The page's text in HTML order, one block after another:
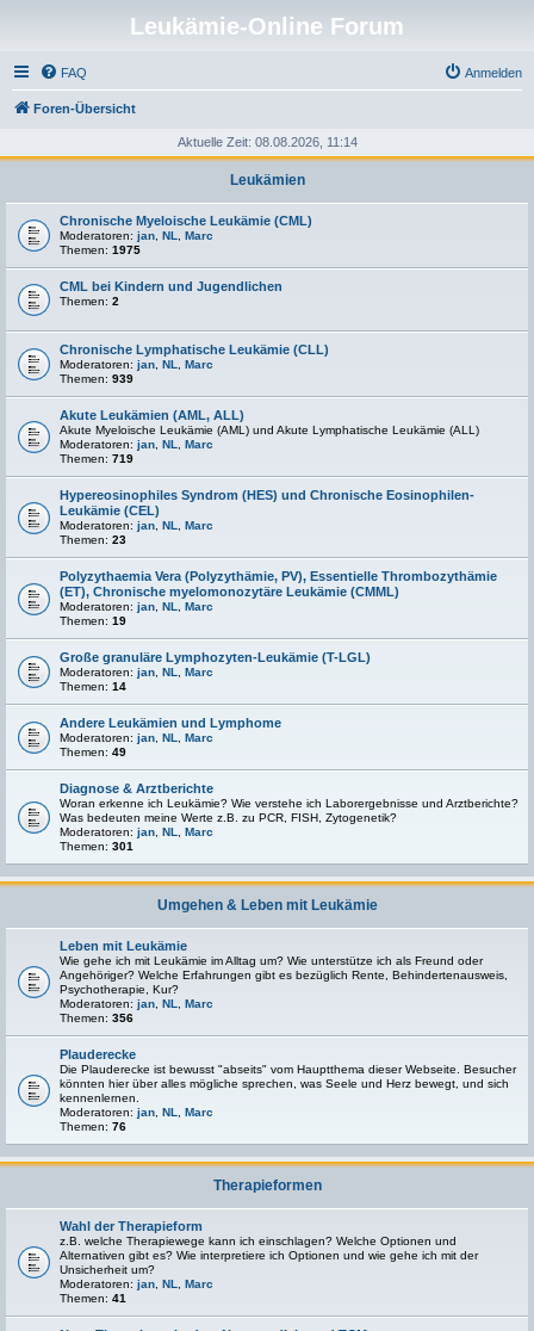
Leukämie-Online Forum
FAQ Anmelden
Foren-Übersicht
Aktuelle Zeit: 08.08.2026, 11:14
Leukämien
Chronische Myeloische Leukämie (CML)
Moderatoren: jan NL
Marc
Themen: 1975
CML bei Kindern und Jugendlichen
Themen: 2
Chronische Lymphatische Leukämie (CLL)
Moderatoren: jan NL
Marc
Themen: 939
Akute Leukämien (AML, ALL)
Akute Myeloische Leukämie (AML) und Akute Lymphatische Leukämie (ALL)
Moderatoren: jan NL
Marc
Themen: 719
Hypereosinophiles Syndrom (HES) und Chronische Eosinophilen-
Leukämie (CEL)
Moderatoren: jan NL
Marc
Themen: 23
Polyzythaemia Vera (Polyzythämie, PV), Essentielle Thrombozythämie
(ET), Chronische myelomonozytäre Leukämie (CMML)
Moderatoren: jan NL
Marc
Themen: 19
Große granuläre Lymphozyten-Leukämie (T-LGL)
Moderatoren: jan NL
Marc
Themen: 14
Andere Leukämien und Lymphome
Moderatoren: jan NL
Marc
Themen: 49
Diagnose & Arztberichte
Woran erkenne ich Leukämie? Wie verstehe ich Laborergebnisse und Arztberichte?
Was bedeuten meine Werte z.B. zu PCR, FISH, Zytogenetik?
Moderatoren: jan NL
Marc
Themen: 301
Umgehen & Leben mit Leukämie
Leben mit Leukämie
Wie gehe ich mit Leukämie im Alltag um? Wie unterstütze ich als Freund oder
Angehöriger? Welche Erfahrungen gibt es bezüglich Rente, Behindertenausweis,
Psychotherapie, Kur?
Moderatoren: jan NL
Marc
Themen: 356
Plauderecke
Die Plauderecke ist bewusst "abseits" vom Hauptthema dieser Webseite. Besucher
könnten hier über alles mögliche sprechen, was Seele und Herz bewegt, und sich
kennenlernen.
Moderatoren: jan NL
Marc
Themen: 76
Therapieformen
Wahl der Therapieform
z.B. welche Therapiewege kann ich einschlagen? Welche Optionen und
Alternativen gibt es? Wie interpretiere ich Optionen und wie gehe ich mit der
Unsicherheit um?
Moderatoren: jan NL
Marc
Themen: 41